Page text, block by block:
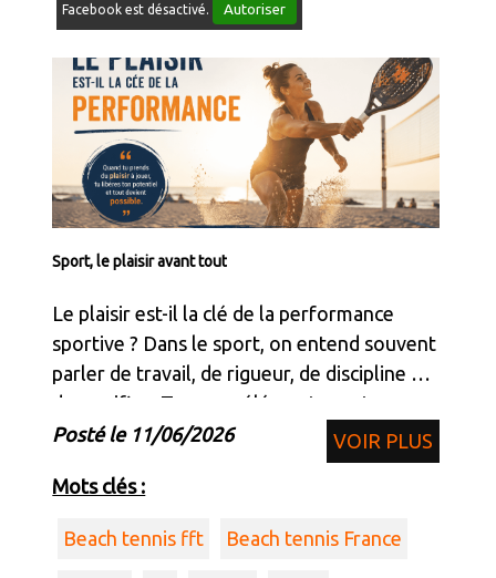
Facebook est désactivé. Autoriser
Sport, le plaisir avant tout
Le plaisir est-il la clé de la performance
sportive ? Dans le sport, on entend souvent
parler de travail, de rigueur, de discipline et
de sacrifice. Tous ces éléments sont
importants. Pourtant, lorsqu’on observe les
meilleurs sportifs, un point commun ap
Posté le 11/06/2026 VOIR PLUS
Mots clés :
Beach tennis fft Beach tennis France